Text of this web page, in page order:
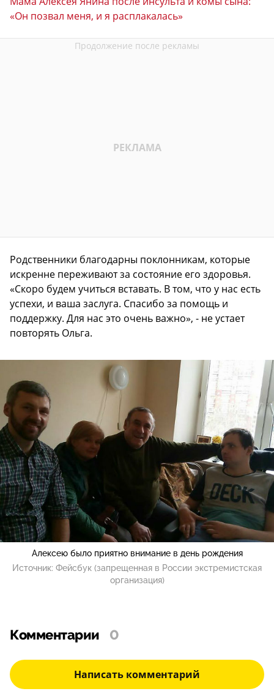
«Он позвал меня, и я расплакалась»
Родственники благодарны поклонникам, которые
искренне переживают за состояние его здоровья.
«Скоро будем учиться вставать. В том, что у нас есть
успехи, и ваша заслуга. Спасибо за помощь и
поддержку. Для нас это очень важно», - не устает
повторять Ольга.
Алексею было приятно внимание в день рождения
Источник: Фейсбук (запрещенная в России экстремистская
организация)
Комментарии 0
Написать комментарий